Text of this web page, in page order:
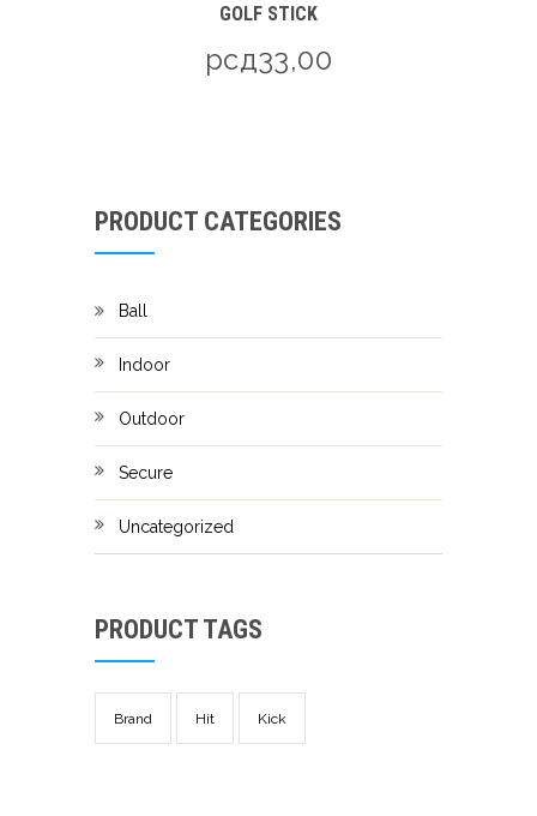
GOLF STICK
рсд33,00
PRODUCT CATEGORIES
Ball
Indoor
Outdoor
Secure
Uncategorized
PRODUCT TAGS
Brand Hit Kick